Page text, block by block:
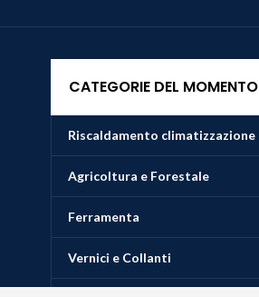
CATEGORIE DEL MOMENTO
Riscaldamento climatizzazione
Agricoltura e Forestale
Ferramenta
Vernici e Collanti